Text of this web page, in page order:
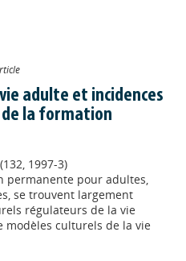
adulte et incidences
la formation
1997-3)
permanente pour adultes,
se trouvent largement
régulateurs de la vie
modèles culturels de la vie